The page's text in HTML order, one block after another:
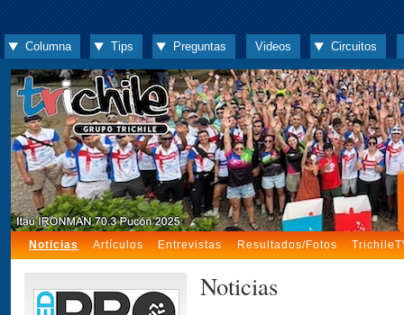
Columna Tips Preguntas Videos Circuitos
Noticias Artículos Entrevistas Resultados/Fotos
Noticias